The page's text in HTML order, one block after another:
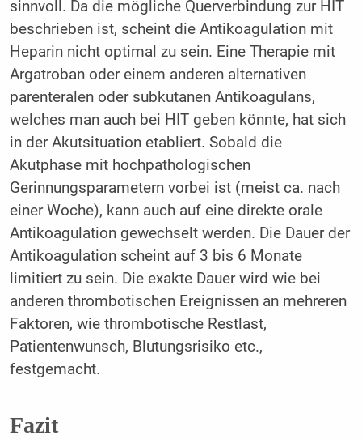
sinnvoll. Da die mögliche Querverbindung zur HIT
beschrieben ist, scheint die Antikoagulation mit
Heparin nicht optimal zu sein. Eine Therapie mit
Argatroban oder einem anderen alternativen
parenteralen oder subkutanen Antikoagulans,
welches man auch bei HIT geben könnte, hat sich
in der Akutsituation etabliert. Sobald die
Akutphase mit hochpathologischen
Gerinnungsparametern vorbei ist (meist ca. nach
einer Woche), kann auch auf eine direkte orale
Antikoagulation gewechselt werden. Die Dauer der
Antikoagulation scheint auf 3 bis 6 Monate
limitiert zu sein. Die exakte Dauer wird wie bei
anderen thrombotischen Ereignissen an mehreren
Faktoren, wie thrombotische Restlast,
Patientenwunsch, Blutungsrisiko etc.,
festgemacht.
Fazit